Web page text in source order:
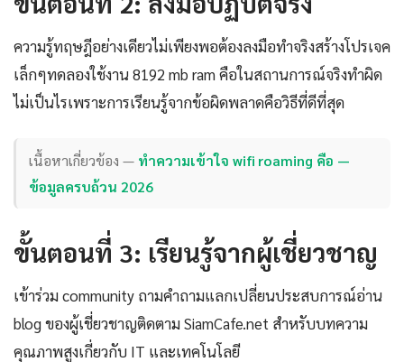
ความรู้ทฤษฎีอย่างเดียวไม่เพียงพอต้องลงมือทำจริงสร้างโปรเจค
เล็กๆทดลองใช้งาน 8192 mb ram คือในสถานการณ์จริงทำผิด
ไม่เป็นไรเพราะการเรียนรู้จากข้อผิดพลาดคือวิธีที่ดีที่สุด
เนื้อหาเกี่ยวข้อง — ทำความเข้าใจ wifi roaming คือ —
ข้อมูลครบถ้วน 2026
ขั้นตอนที่ 3: เรียนรู้จากผู้เชี่ยวชาญ
เข้าร่วม community ถามคำถามแลกเปลี่ยนประสบการณ์อ่าน
blog ของผู้เชี่ยวชาญติดตาม SiamCafe.net สำหรับบทความ
คุณภาพสูงเกี่ยวกับ IT และเทคโนโลยี